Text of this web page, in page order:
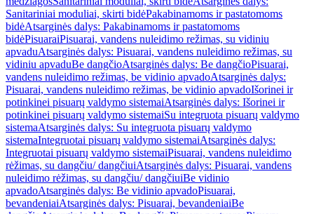
Sanitariniai moduliai, skirti bidėPakabinamoms ir pastatomoms
bidėAtsarginės dalys: Pakabinamoms ir pastatomoms
bidėPisuaraiPisuarai, vandens nuleidimo režimas, su vidiniu
apvaduAtsarginės dalys: Pisuarai, vandens nuleidimo režimas, su
vidiniu apvaduBe dangčioAtsarginės dalys: Be dangčioPisuarai,
vandens nuleidimo režimas, be vidinio apvadoAtsarginės dalys:
Pisuarai, vandens nuleidimo režimas, be vidinio apvadoIšorinei ir
potinkinei pisuarų valdymo sistemaiAtsarginės dalys: Išorinei ir
potinkinei pisuarų valdymo sistemaiSu integruota pisuarų valdymo
sistemaAtsarginės dalys: Su integruota pisuarų valdymo
sistemaIntegruotai pisuarų valdymo sistemaiAtsarginės dalys:
Integruotai pisuarų valdymo sistemaiPisuarai, vandens nuleidimo
rėžimas, su dangčiu/ dangčiuiAtsarginės dalys: Pisuarai, vandens
nuleidimo rėžimas, su dangčiu/ dangčiuiBe vidinio
apvadoAtsarginės dalys: Be vidinio apvadoPisuarai,
bevandeniaiAtsarginės dalys: Pisuarai, bevandeniaiBe